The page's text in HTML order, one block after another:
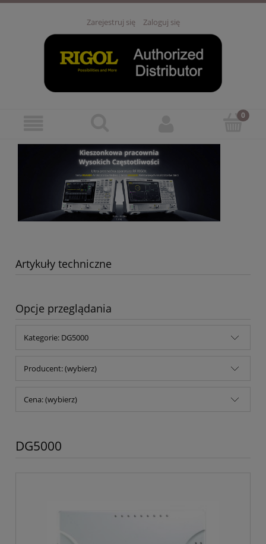
Zarejestruj się Zaloguj się
Artykuły techniczne
Opcje przeglądania
Kategorie: DG5000
Producent: (wybierz)
Cena: (wybierz)
DG5000